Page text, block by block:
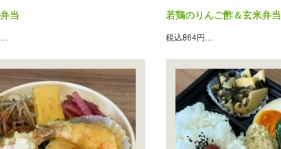
当
…
若鶏のりんご酢＆玄米弁当
税込864円…